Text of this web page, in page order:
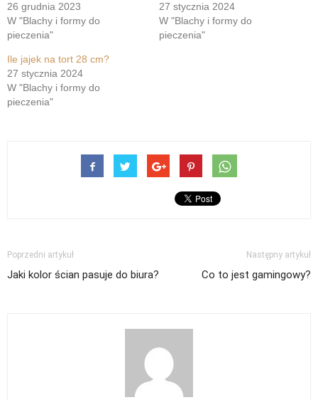
26 grudnia 2023
W "Blachy i formy do
pieczenia"
27 stycznia 2024
W "Blachy i formy do
pieczenia"
Ile jajek na tort 28 cm?
27 stycznia 2024
W "Blachy i formy do
pieczenia"
Poprzedni artykuł
Jaki kolor ścian pasuje do biura?
Następny artykuł
Co to jest gamingowy?